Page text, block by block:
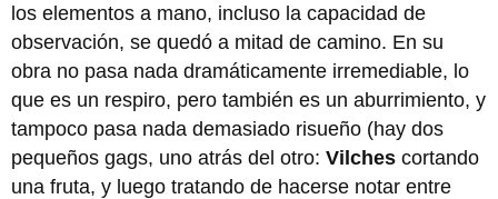
los elementos a mano, incluso la capacidad de
observación, se quedó a mitad de camino. En su
obra no pasa nada dramáticamente irremediable, lo
que es un respiro, pero también es un aburrimiento, y
tampoco pasa nada demasiado risueño (hay dos
pequeños gags, uno atrás del otro: Vilches cortando
una fruta, y luego tratando de hacerse notar entre